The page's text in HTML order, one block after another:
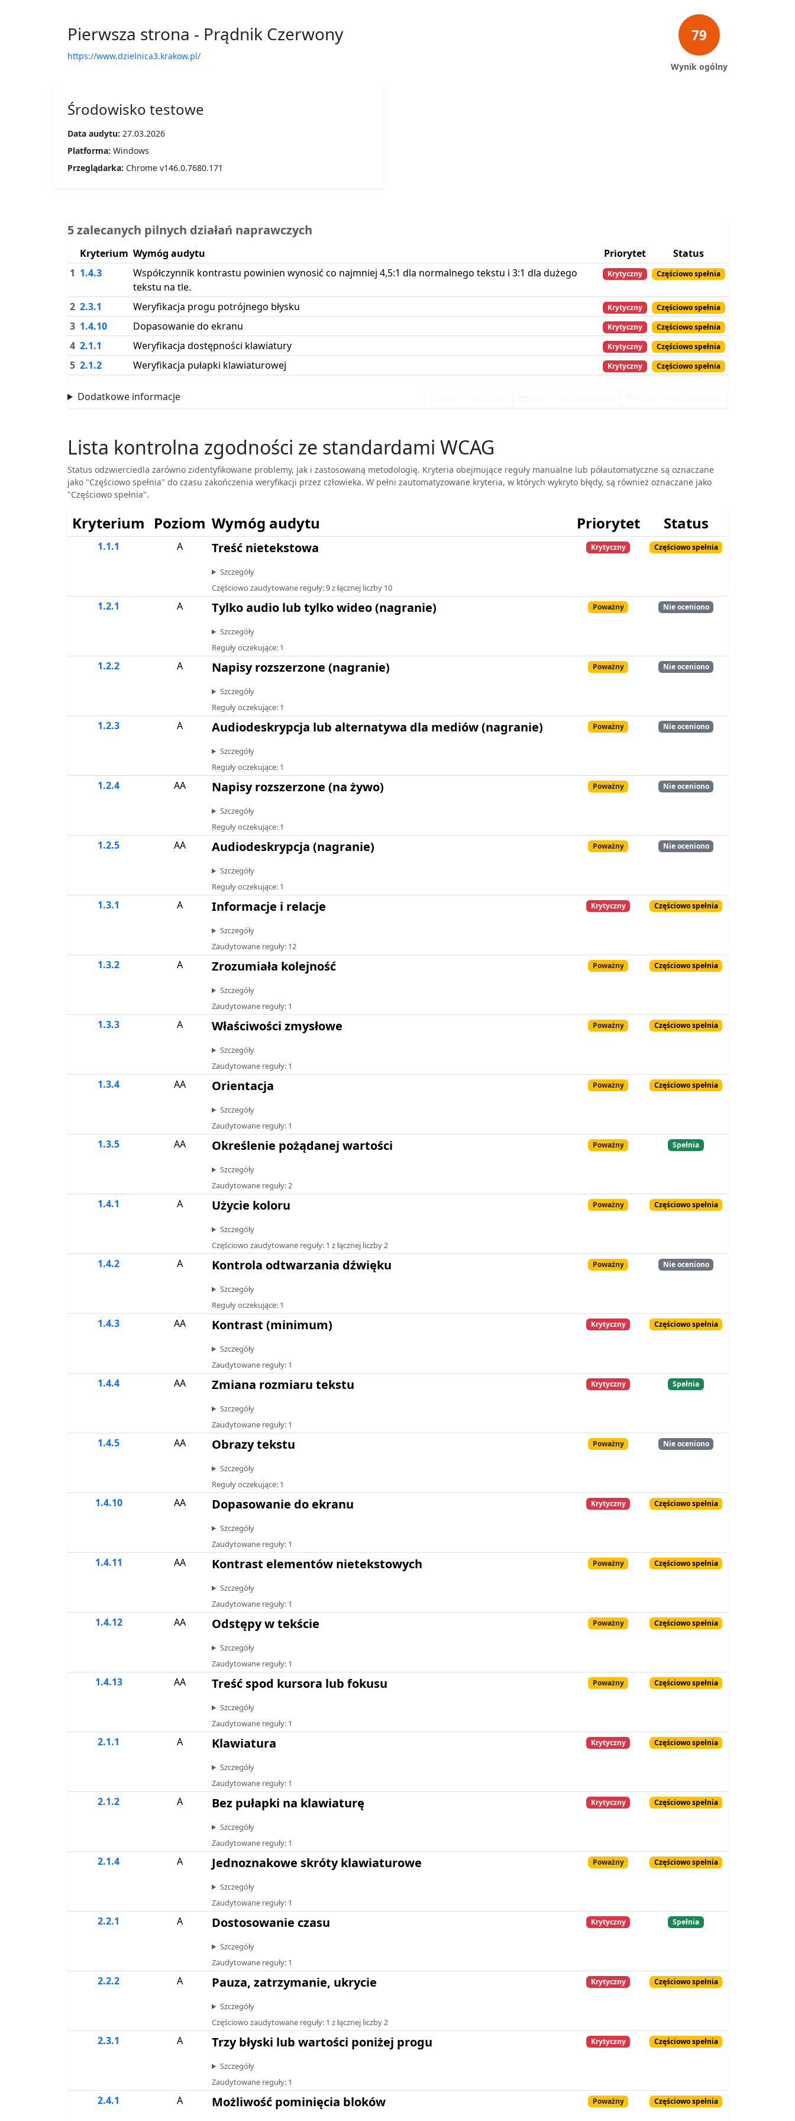
Pierwsza strona - Prądnik Czerwony
https://www.dzielnica3.krakow.pl/
79
Wynik ogólny
Środowisko testowe
Data audytu: 27.03.2026
Platforma: Windows
Przeglądarka: Chrome v146.0.7680.171
5 zalecanych pilnych działań naprawczych
Kolejność
Kryterium Wymóg audytu Priorytet
Status
1 1.4.3
Współczynnik kontrastu powinien wynosić co najmniej 4,5:1 dla normalnego tekstu i 3:1 dla dużego
tekstu na tle.
Krytyczny Częściowo spełnia
2 2.3.1 Weryfikacja progu potrójnego błysku Krytyczny Częściowo spełnia
3 1.4.10 Dopasowanie do ekranu Krytyczny Częściowo spełnia
4 2.1.1 Weryfikacja dostępności klawiatury Krytyczny Częściowo spełnia
5 2.1.2 Weryfikacja pułapki klawiaturowej Krytyczny Częściowo spełnia
Dodatkowe informacje
Lista kontrolna zgodności ze standardami WCAG
Status odzwierciedla zarówno zidentyfikowane problemy, jak i zastosowaną metodologię. Kryteria obejmujące reguły manualne lub półautomatyczne są oznaczane
jako "Częściowo spełnia" do czasu zakończenia weryfikacji przez człowieka. W pełni zautomatyzowane kryteria, w których wykryto błędy, są również oznaczane jako
"Częściowo spełnia".
Kryterium Poziom Wymóg audytu Priorytet Status
1.1.1 A Treść nietekstowa
Szczegóły
Częściowo zaudytowane reguły: 9 z łącznej liczby 10
Krytyczny Częściowo spełnia
1.2.1 A Tylko audio lub tylko wideo (nagranie)
Szczegóły
Reguły oczekujące: 1
Poważny Nie oceniono
1.2.2 A Napisy rozszerzone (nagranie)
Szczegóły
Reguły oczekujące: 1
Poważny Nie oceniono
1.2.3 A Audiodeskrypcja lub alternatywa dla mediów (nagranie)
Szczegóły
Reguły oczekujące: 1
Poważny Nie oceniono
1.2.4 AA Napisy rozszerzone (na żywo)
Szczegóły
Reguły oczekujące: 1
Poważny Nie oceniono
1.2.5 AA Audiodeskrypcja (nagranie)
Szczegóły
Reguły oczekujące: 1
Poważny Nie oceniono
1.3.1 A Informacje i relacje
Szczegóły
Zaudytowane reguły: 12
Krytyczny Częściowo spełnia
1.3.2 A Zrozumiała kolejność
Szczegóły
Zaudytowane reguły: 1
Poważny Częściowo spełnia
1.3.3 A Właściwości zmysłowe
Szczegóły
Zaudytowane reguły: 1
Poważny Częściowo spełnia
1.3.4 AA Orientacja
Szczegóły
Zaudytowane reguły: 1
Poważny Częściowo spełnia
1.3.5 AA Określenie pożądanej wartości
Szczegóły
Zaudytowane reguły: 2
Poważny Spełnia
1.4.1 A Użycie koloru
Szczegóły
Częściowo zaudytowane reguły: 1 z łącznej liczby 2
Poważny Częściowo spełnia
1.4.2 A Kontrola odtwarzania dźwięku
Szczegóły
Reguły oczekujące: 1
Poważny Nie oceniono
1.4.3 AA Kontrast (minimum)
Szczegóły
Zaudytowane reguły: 1
Krytyczny Częściowo spełnia
1.4.4 AA Zmiana rozmiaru tekstu
Szczegóły
Zaudytowane reguły: 1
Krytyczny Spełnia
1.4.5 AA Obrazy tekstu
Szczegóły
Reguły oczekujące: 1
Poważny Nie oceniono
1.4.10 AA Dopasowanie do ekranu
Szczegóły
Zaudytowane reguły: 1
Krytyczny Częściowo spełnia
1.4.11 AA Kontrast elementów nietekstowych
Szczegóły
Zaudytowane reguły: 1
Poważny Częściowo spełnia
1.4.12 AA Odstępy w tekście
Szczegóły
Zaudytowane reguły: 1
Poważny Częściowo spełnia
1.4.13 AA Treść spod kursora lub fokusu
Szczegóły
Zaudytowane reguły: 1
Poważny Częściowo spełnia
2.1.1 A Klawiatura
Szczegóły
Zaudytowane reguły: 1
Krytyczny Częściowo spełnia
2.1.2 A Bez pułapki na klawiaturę
Szczegóły
Zaudytowane reguły: 1
Krytyczny Częściowo spełnia
2.1.4 A Jednoznakowe skróty klawiaturowe
Szczegóły
Zaudytowane reguły: 1
Poważny Częściowo spełnia
2.2.1 A Dostosowanie czasu
Szczegóły
Zaudytowane reguły: 1
Krytyczny Spełnia
2.2.2 A Pauza, zatrzymanie, ukrycie
Szczegóły
Częściowo zaudytowane reguły: 1 z łącznej liczby 2
Krytyczny Częściowo spełnia
2.3.1 A Trzy błyski lub wartości poniżej progu
Szczegóły
Zaudytowane reguły: 1
Krytyczny Częściowo spełnia
2.4.1 A Możliwość pominięcia bloków Poważny Częściowo spełnia